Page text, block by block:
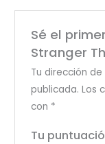
Sé el
Stranger
Tu dirección
publicada. Los
con *
Tu